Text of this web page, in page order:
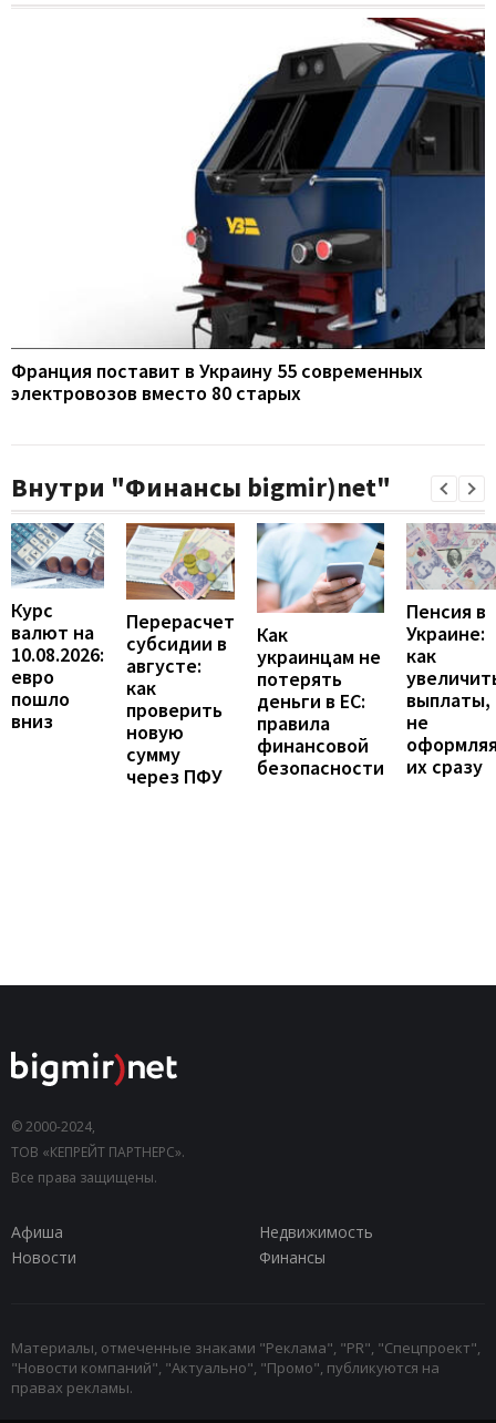
Франция поставит в Украину 55 современных
электровозов вместо 80 старых
Внутри "Финансы bigmir)net"
Курс
валют на
10.08.2026:
евро
пошло
вниз
Перерасчет
субсидии в
августе:
как
проверить
новую
сумму
через ПФУ
Как
украинцам не
потерять
деньги в ЕС:
правила
финансовой
безопасности
Пенсия в
Украине:
как
выплаты,
не
их сразу
© 2000-2024,
ТОВ «КЕПРЕЙТ ПАРТНЕРС».
Все права защищены.
Афиша
Недвижимость
Новости
Финансы
Материалы, отмеченные знаками "Реклама", "PR", "Спецпроект",
"Новости компаний", "Актуально", "Промо", публикуются на
правах рекламы.